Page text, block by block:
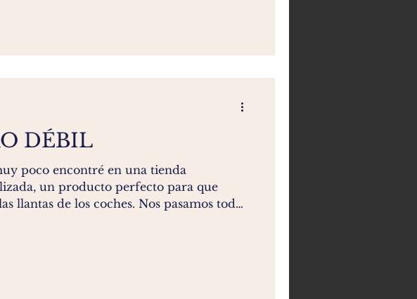
DÉBIL
poco encontré en una tienda
un producto perfecto para que
llantas de los coches. Nos pasamos toda